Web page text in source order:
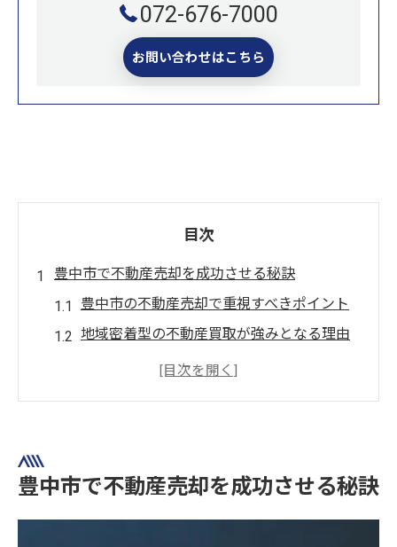
072-676-7000
お問い合わせはこちら
目次
豊中市で不動産売却を成功させる秘訣
豊中市の不動産売却で重視すべきポイント
地域密着型の不動産買取が強みとなる理由
豊中市の不動産売却で高額成約を目指すコ
不動産買取を活用した高値売却戦略
豊中市で不動産売却を成功させる秘訣